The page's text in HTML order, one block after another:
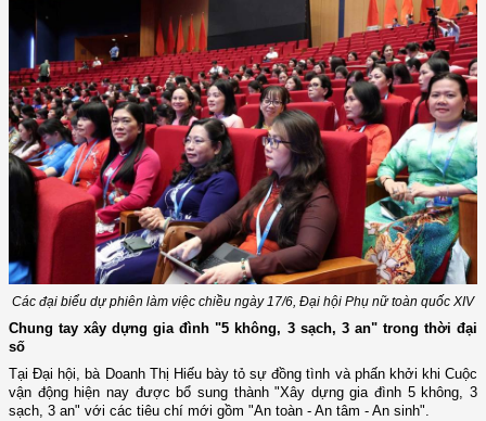
Các đại biểu dự phiên làm việc chiều ngày 17/6, Đại hội Phụ nữ toàn quốc XIV
Chung tay xây dựng gia đình "5 không, 3 sạch, 3 an" trong thời đại
số
Tại Đại hội, bà Doanh Thị Hiếu bày tỏ sự đồng tình và phấn khởi khi Cuộc
vận động hiện nay được bổ sung thành "Xây dựng gia đình 5 không, 3
sạch, 3 an" với các tiêu chí mới gồm "An toàn - An tâm - An sinh".